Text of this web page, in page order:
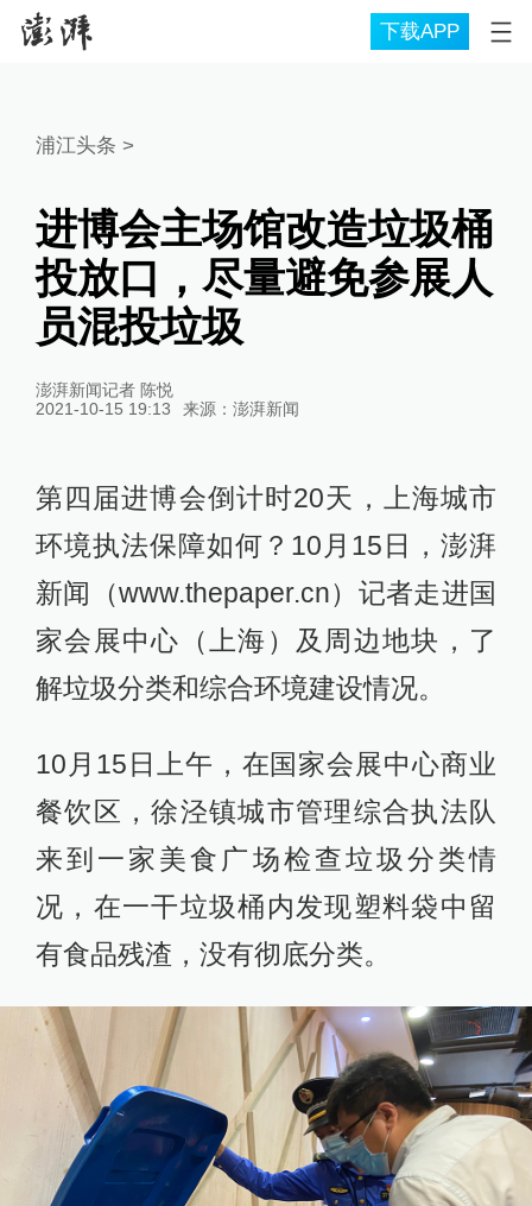
下载APP
浦江头条 >
进博会主场馆改造垃圾桶
投放口，尽量避免参展人
员混投垃圾
澎湃新闻记者 陈悦
2021-10-15 19:13
来源： 澎湃新闻
第四届进博会倒计时20天，上海城市
环境执法保障如何？10月15日，澎湃
新闻（www.thepaper.cn）记者走进国
家会展中心（上海）及周边地块，了
解垃圾分类和综合环境建设情况。
10月15日上午，在国家会展中心商业
餐饮区，徐泾镇城市管理综合执法队
来到一家美食广场检查垃圾分类情
况，在一干垃圾桶内发现塑料袋中留
有食品残渣，没有彻底分类。